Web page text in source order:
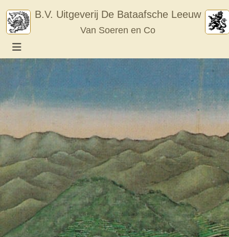
content
B.V. Uitgeverij De Bataafsche Leeuw
Van Soeren en Co